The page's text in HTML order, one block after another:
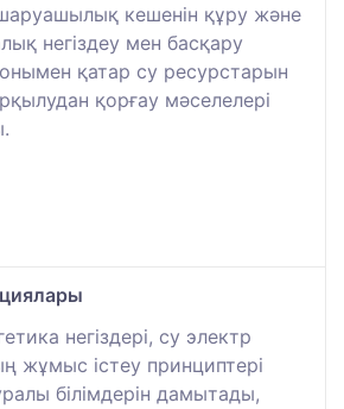
кешенін құру және
негіздеу мен басқару
қатар су ресурстарын
қорғау мәселелері
негіздері, су электр
жұмыс істеу принциптері
білімдерін дамытады,